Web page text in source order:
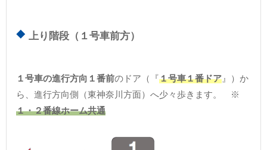
上り階段（１号車前方）
１号車の進行方向１番前のドア（『１号車１番ドア 』）か
ら、進行方向側（東神奈川方面）へ少々歩きます。 ※
１・２番線ホーム共通